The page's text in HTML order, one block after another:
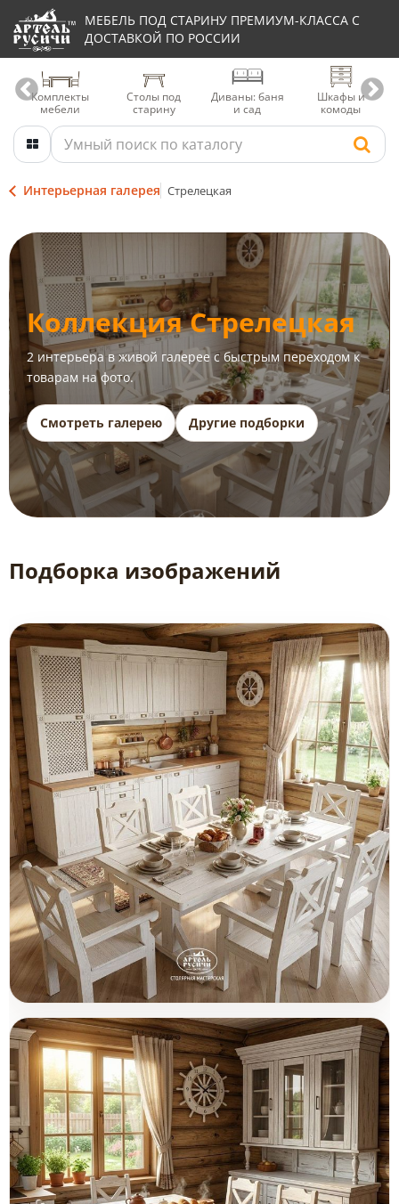
МЕБЕЛЬ ПОД СТАРИНУ ПРЕМИУМ-КЛАССА С
ДОСТАВКОЙ ПО РОССИИ
Комплекты
мебели
Столы под
старину
Диваны: баня
и сад
Шкафы и
комоды
Интерьерная галерея Стрелецкая
Коллекция Стрелецкая
2 интерьера в живой галерее с быстрым переходом к
товарам на фото.
Смотреть галерею Другие подборки
Подборка изображений
Деревянная кухонная мебель для
загородного дома и дачи
Товары (3)